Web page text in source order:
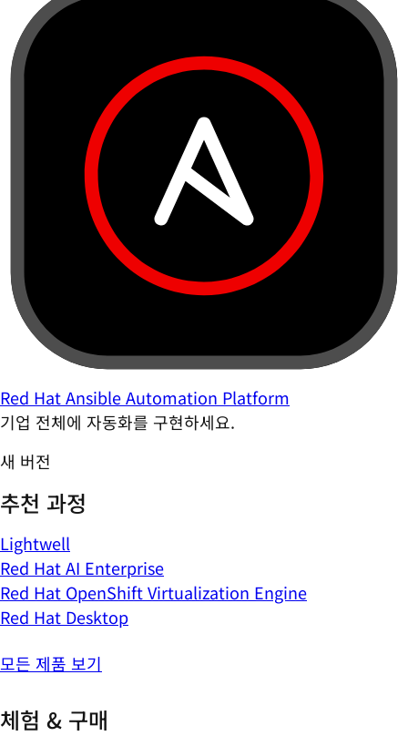
Red Hat Ansible Automation Platform
기업 전체에 자동화를 구현하세요.
새 버전
추천 과정
Lightwell
Red Hat AI Enterprise
Red Hat OpenShift Virtualization Engine
Red Hat Desktop
모든 제품 보기
체험 & 구매